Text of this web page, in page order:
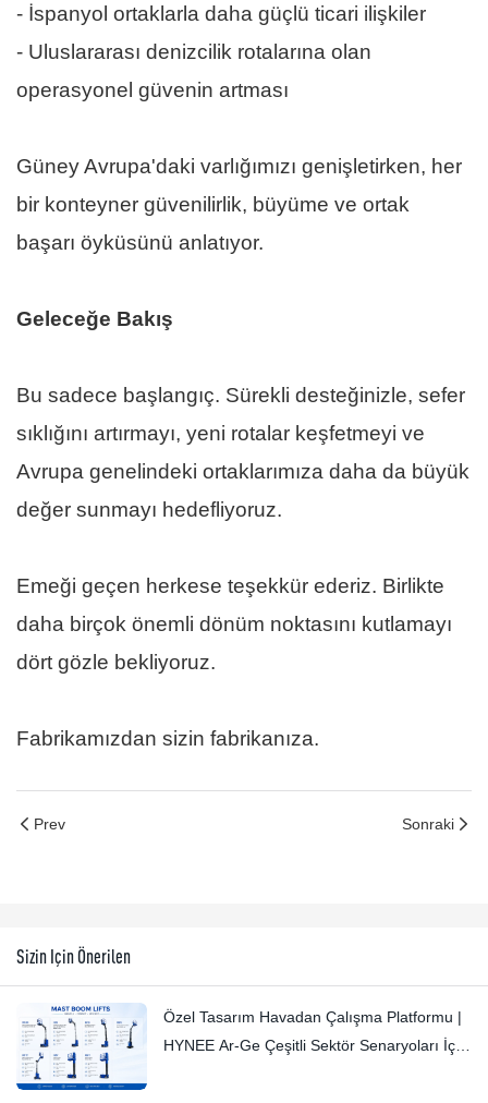
- İspanyol ortaklarla daha güçlü ticari ilişkiler
- Uluslararası denizcilik rotalarına olan
operasyonel güvenin artması
Güney Avrupa'daki varlığımızı genişletirken, her
bir konteyner güvenilirlik, büyüme ve ortak
başarı öyküsünü anlatıyor.
Geleceğe Bakış
Bu sadece başlangıç. Sürekli desteğinizle, sefer
sıklığını artırmayı, yeni rotalar keşfetmeyi ve
Avrupa genelindeki ortaklarımıza daha da büyük
değer sunmayı hedefliyoruz.
Emeği geçen herkese teşekkür ederiz. Birlikte
daha birçok önemli dönüm noktasını kutlamayı
dört gözle bekliyoruz.
Fabrikamızdan sizin fabrikanıza.
Prev Sonraki
Sizin Için Önerilen
Özel Tasarım Havadan Çalışma Platformu |
HYNEE Ar-Ge Çeşitli Sektör Senaryoları İçin